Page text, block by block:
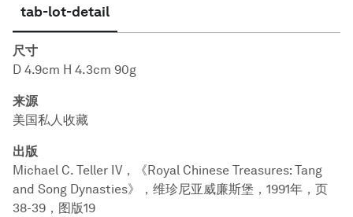
tab-lot-detail
尺寸
D 4.9cm H 4.3cm 90g
来源
美国私人收藏
出版
Michael C. Teller IV，《Royal Chinese Treasures: Tang
and Song Dynasties》，维珍尼亚威廉斯堡，1991年，页
38-39，图版19